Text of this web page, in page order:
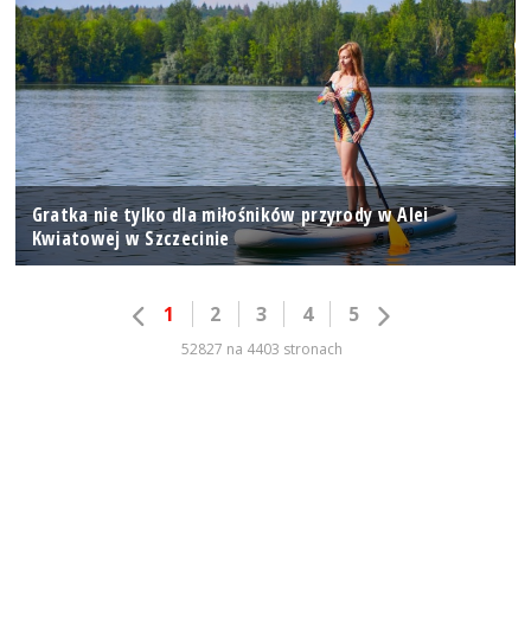
Gratka nie tylko dla miłośników przyrody w Alei
Kwiatowej w Szczecinie
1 2 3 4 5
52827 na 4403 stronach